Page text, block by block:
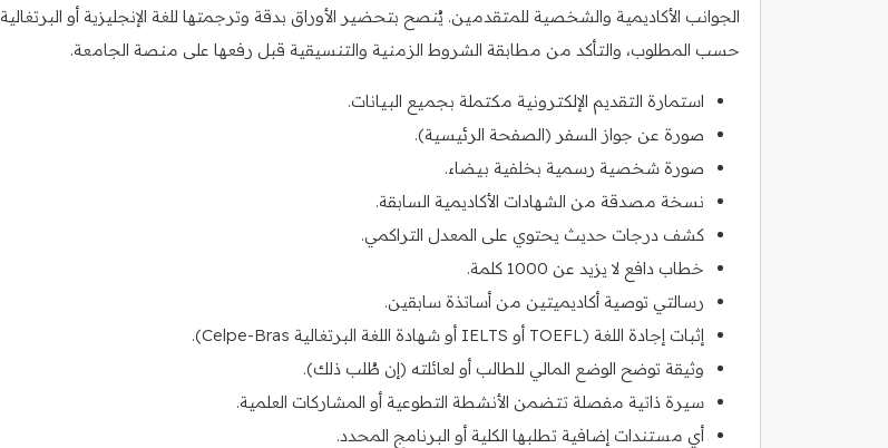
الجوانب الأكاديمية والشخصية للمتقدمين. يُنصح بتحضير الأوراق بدقة وترجمتها للغة الإنجليزية أو البرتغالية
حسب المطلوب، والتأكد من مطابقة الشروط الزمنية والتنسيقية قبل رفعها على منصة الجامعة.
استمارة التقديم الإلكترونية مكتملة بجميع البيانات.
صورة عن جواز السفر (الصفحة الرئيسية).
صورة شخصية رسمية بخلفية بيضاء.
نسخة مصدقة من الشهادات الأكاديمية السابقة.
كشف درجات حديث يحتوي على المعدل التراكمي.
خطاب دافع لا يزيد عن 1000 كلمة.
رسالتي توصية أكاديميتين من أساتذة سابقين.
إثبات إجادة اللغة (TOEFL أو IELTS أو شهادة اللغة البرتغالية Celpe-Bras).
وثيقة توضح الوضع المالي للطالب أو لعائلته (إن طُلب ذلك).
سيرة ذاتية مفصلة تتضمن الأنشطة التطوعية أو المشاركات العلمية.
أي مستندات إضافية تطلبها الكلية أو البرنامج المحدد.